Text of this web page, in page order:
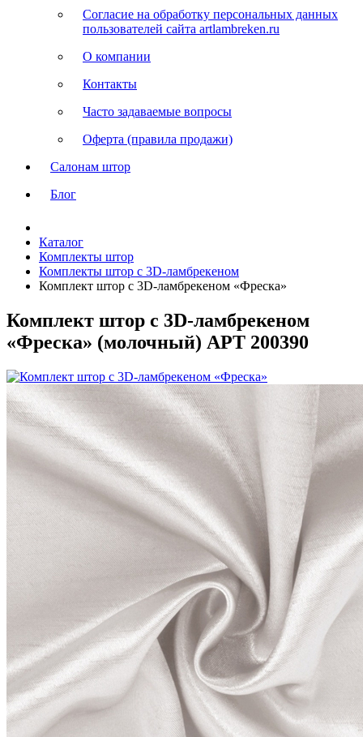
Согласие на обработку персональных данных
пользователей сайта artlambreken.ru
О компании
Контакты
Часто задаваемые вопросы
Оферта (правила продажи)
Салонам штор
Блог
Каталог
Комплекты штор
Комплекты штор с 3D-ламбрекеном
Комплект штор с 3D-ламбрекеном «Фреска»
Комплект штор с 3D-ламбрекеном
«Фреска» (молочный) АРТ 200390